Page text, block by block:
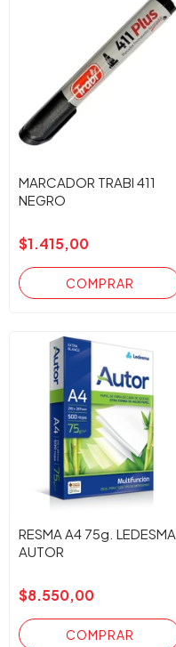
MARCADOR TRABI 411
NEGRO
$1.415,00
RESMA A4 75g. LEDESMA
AUTOR
$8.550,00